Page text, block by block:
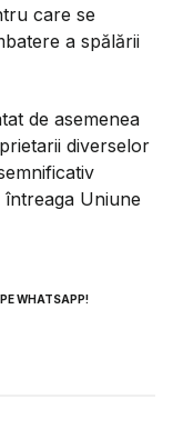
care se
a spălării
de asemenea
diverselor
Uniune
WHATSAPP!